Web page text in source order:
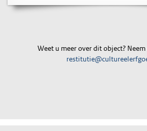
Weet u meer over dit object?